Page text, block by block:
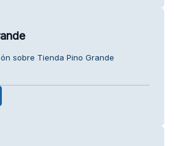
sobre Tienda Pino Grande